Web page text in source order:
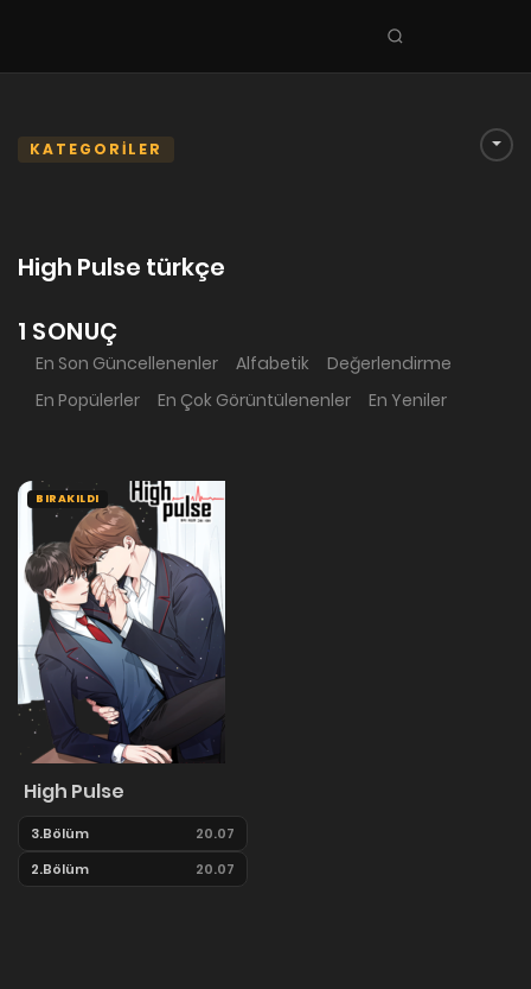
Seri
ara
En Sevilenler
Planlanan Seriler
TÜRLER
Tüm Türler
Yuri
KATEGORİLER
High Pulse türkçe
1 SONUÇ
En Son Güncellenenler Alfabetik
Değerlendirme
En Popülerler
En Çok Görüntülenenler En Yeniler
BIRAKILDI
High Pulse
3.Bölüm
20.07
2.Bölüm
20.07